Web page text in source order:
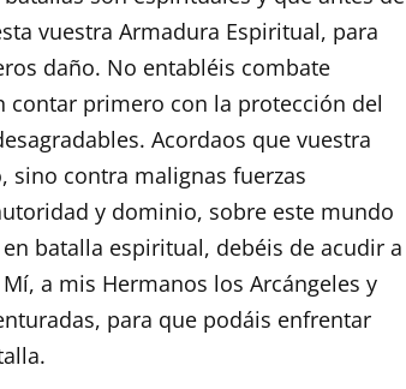
vuestra Armadura Espiritual, para
daño. No entabléis combate
primero con la protección del
Acordaos que vuestra
sino contra malignas fuerzas
y dominio, sobre este mundo
batalla espiritual, debéis de acudir a
a mis Hermanos los Arcángeles y
para que podáis enfrentar